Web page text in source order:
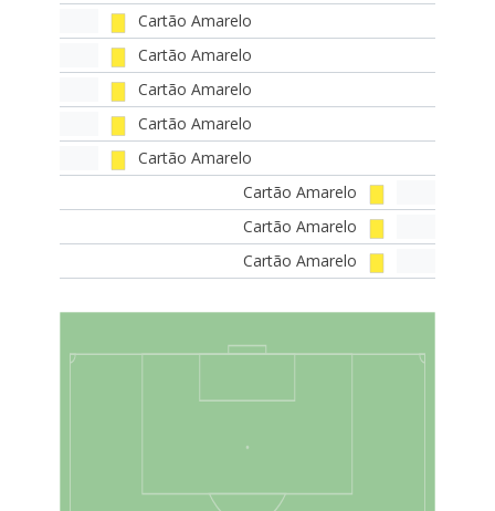
Cartão Amarelo
Cartão Amarelo
Cartão Amarelo
Cartão Amarelo
Cartão Amarelo
Cartão Amarelo
Cartão Amarelo
Cartão Amarelo